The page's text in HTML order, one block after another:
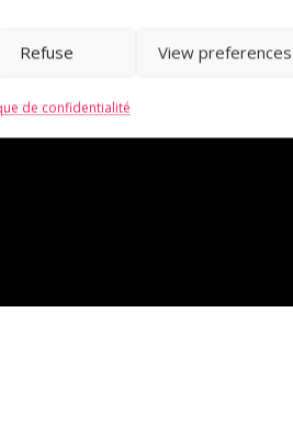
Refuse View preferences
de confidentialité